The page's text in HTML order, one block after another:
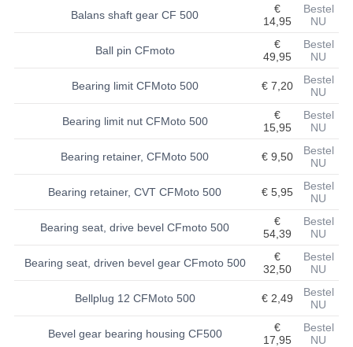
KETTING EN TANDWIELEN
KOEL SYSTEEM
MOTOR
REM SYSTEEM
SCHOKBREKERS
STUUR INRICHTING
Balans shaft gear CF 500
€
14,95
Bestel
NU
Ball pin CFmoto
€
49,95
Bestel
NU
Bearing limit CFMoto 500 € 7,20
Bestel
NU
Bearing limit nut CFMoto 500
€
15,95
Bestel
NU
Bearing retainer, CFMoto 500 € 9,50
Bestel
NU
Bearing retainer, CVT CFMoto 500 € 5,95
Bestel
NU
Bearing seat, drive bevel CFmoto 500
€
54,39
Bestel
NU
Bearing seat, driven bevel gear CFmoto 500
€
32,50
Bestel
NU
Bellplug 12 CFMoto 500 € 2,49
Bestel
NU
Bevel gear bearing housing CF500
€
17,95
Bestel
NU